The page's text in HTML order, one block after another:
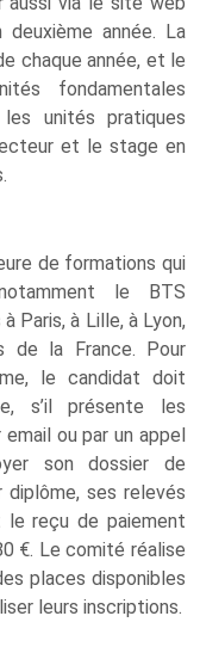
année. La
chaque année, et le
fondamentales
unités pratiques
et le stage en
de formations qui
le BTS
Paris, à Lille, à Lyon,
de la France. Pour
le candidat doit
s’il présente les
ou par un appel
son dossier de
ses relevés
reçu de paiement
€. Le comité réalise
places disponibles
leurs inscriptions.